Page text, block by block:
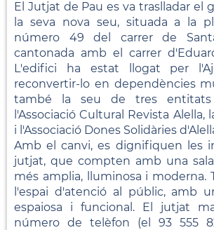
El Jutjat de Pau es va traslladar el
la seva nova seu, situada a la
número 49 del carrer de
cantonada amb el carrer
L'edifici ha estat llogat per
reconvertir-lo en dependències
també la seu de tres entitats
l'Associació Cultural Revista Alella,
i l'Associació Dones Solidàries
Amb el canvi, es dignifiquen les
jutjat, que compten amb una
més amplia, lluminosa i moderna.
l'espai d'atenció al públic, amb
espaiosa i funcional. El jutjat
número de telèfon (el 93 555